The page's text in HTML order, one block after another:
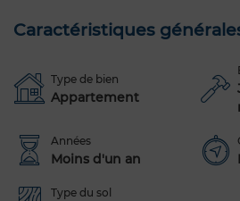
Caractéristiques
Type de bien
Appartement
Années
Moins d'un an
Type du sol